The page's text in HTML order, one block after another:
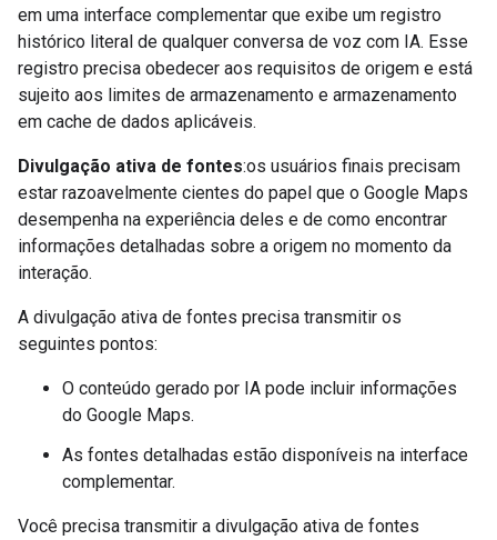
em uma interface complementar que exibe um registro
histórico literal de qualquer conversa de voz com IA. Esse
registro precisa obedecer aos requisitos de origem e está
sujeito aos limites de armazenamento e armazenamento
em cache de dados aplicáveis.
Divulgação ativa de fontes:os usuários finais precisam
estar razoavelmente cientes do papel que o Google Maps
desempenha na experiência deles e de como encontrar
informações detalhadas sobre a origem no momento da
interação.
A divulgação ativa de fontes precisa transmitir os
seguintes pontos:
O conteúdo gerado por IA pode incluir informações
do Google Maps.
As fontes detalhadas estão disponíveis na interface
complementar.
Você precisa transmitir a divulgação ativa de fontes